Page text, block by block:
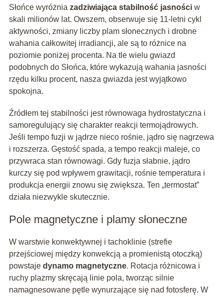
Słońce wyróżnia zadziwiająca stabilność jasnościw
skali milionów lat. Owszem, obserwuje się 11‑letni cykl
aktywności, zmiany liczby plam słonecznych i drobne
wahania całkowitej irradiancji, ale są to różnice na
poziomie poniżej procenta. Na tle wielu gwiazd
podobnych do Słońca, które wykazują wahania jasności
rzędu kilku procent, nasza gwiazda jest wyjątkowo
spokojna.
Źródłem tej stabilności jest równowaga hydrostatyczna i
samoregulujący się charakter reakcji termojądrowych.
Jeśli tempo fuzji w jądrze nieco rośnie, jądro się nagrzewa
i rozszerza. Gęstość spada, a tempo reakcji maleje, co
przywraca stan równowagi. Gdy fuzja słabnie, jądro
kurczy się pod wpływem grawitacji, rośnie temperatura i
produkcja energii znowu się zwiększa. Ten „termostat”
działa niezwykle skutecznie.
Pole magnetyczne i plamy słoneczne
W warstwie konwektywnej i tachoklinie (strefie
przejściowej między konwekcją a promienistą otoczką)
powstaje dynamo magnetyczne. Rotacja różnicowa i
ruchy plazmy skręcają linie pola, tworząc silnie
namagnesowane pętle wynurzające się nad fotosferę. W